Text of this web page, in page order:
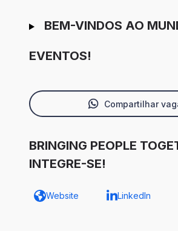
BEM-VINDOS AO
EVENTOS!
Compartilhar
BRINGING PEOPLE
INTEGRE-SE!
Website LinkedIn